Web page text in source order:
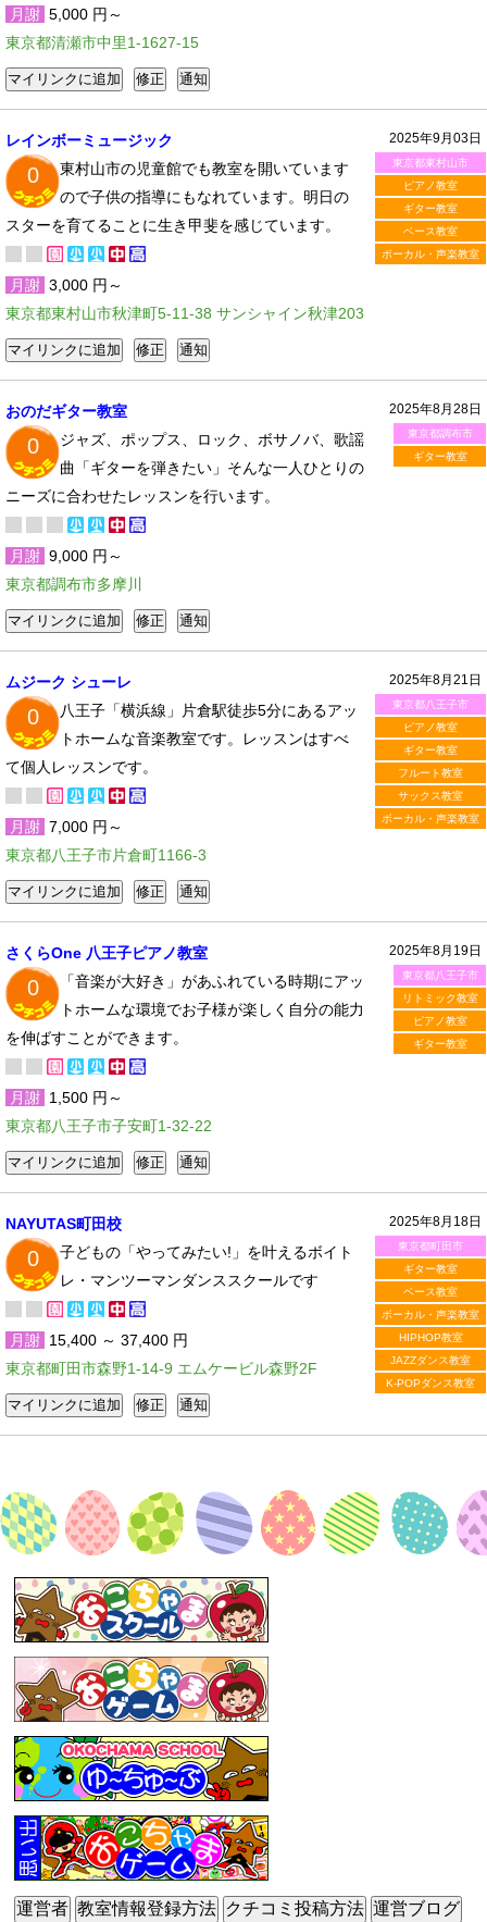
月謝 5,000 円～
東京都清瀬市中里1-1627-15
2025年9月03日
東京都東村山市
ピアノ教室
ギター教室
ベース教室
ボーカル・声楽教室
レインボーミュージック
0
東村山市の児童館でも教室を開いています
ので子供の指導にもなれています。明日の
スターを育てることに生き甲斐を感じています。
月謝 3,000 円～
東京都東村山市秋津町5-11-38 サンシャイン秋津203
2025年8月28日
東京都調布市
ギター教室
おのだギター教室
0
ジャズ、ポップス、ロック、ボサノバ、歌謡
曲「ギターを弾きたい」そんな一人ひとりの
ニーズに合わせたレッスンを行います。
月謝 9,000 円～
東京都調布市多摩川
2025年8月21日
東京都八王子市
ピアノ教室
ギター教室
フルート教室
サックス教室
ボーカル・声楽教室
ムジーク シューレ
0
八王子「横浜線」片倉駅徒歩5分にあるアッ
トホームな音楽教室です。レッスンはすべ
て個人レッスンです。
月謝 7,000 円～
東京都八王子市片倉町1166-3
2025年8月19日
東京都八王子市
リトミック教室
ピアノ教室
ギター教室
さくらOne 八王子ピアノ教室
0
「音楽が大好き」があふれている時期にアッ
トホームな環境でお子様が楽しく自分の能力
を伸ばすことができます。
月謝 1,500 円～
東京都八王子市子安町1-32-22
2025年8月18日
東京都町田市
ギター教室
ベース教室
ボーカル・声楽教室
HIPHOP教室
JAZZダンス教室
K-POPダンス教室
NAYUTAS町田校
0
子どもの「やってみたい!」を叶えるボイト
レ・マンツーマンダンススクールです
月謝 15,400 ～ 37,400 円
東京都町田市森野1-14-9 エムケービル森野2F